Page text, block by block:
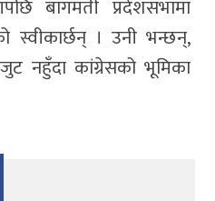
बागमती प्रदेशसभामा
स्वीकार्छन् । उनी भन्छन्,
नहुँदा कांग्रेसको भूमिका